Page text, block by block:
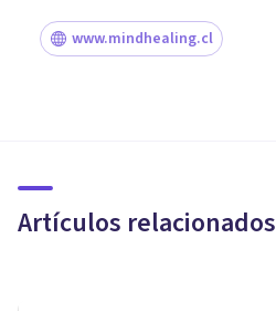
www.mindhealing.cl
Artículos relacionados
Diclemente